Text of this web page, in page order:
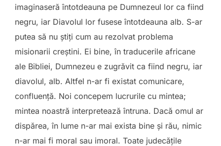
imaginaseră întotdeauna pe Dumnezeul lor ca fiind
negru, iar Diavolul lor fusese întotdeauna alb. S-ar
putea să nu știți cum au rezolvat problema
misionarii creștini. Ei bine, în traducerile africane
ale Bibliei, Dumnezeu e zugrăvit ca fiind negru, iar
diavolul, alb. Altfel n-ar fi existat comunicare,
confluență. Noi concepem lucrurile cu mintea;
mintea noastră interpretează întruna. Dacă omul ar
dispărea, în lume n-ar mai exista bine și rău, nimic
n-ar mai fi moral sau imoral. Toate judecățile